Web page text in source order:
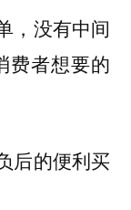
，没有中间
费者想要的
后的便利买